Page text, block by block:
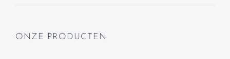
ONZE PRODUCTEN